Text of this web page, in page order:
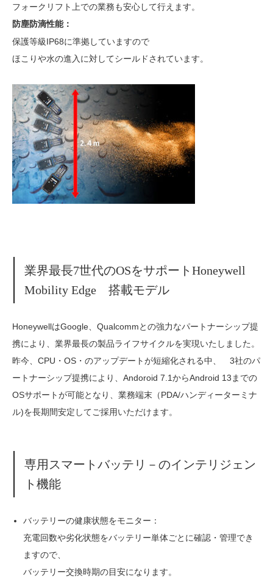
フォークリフト上での業務も安心して行えます。
防塵防滴性能：
保護等級IP68に準拠していますので
ほこりや水の進入に対してシールドされています。
業界最長7世代のOSをサポートHoneywell
Mobility Edge 搭載モデル
HoneywellはGoogle、Qualcommとの強力なパートナーシップ提
携により、業界最長の製品ライフサイクルを実現いたしました。
昨今、CPU・OS・のアップデートが短縮化される中、 3社のパ
ートナーシップ提携により、Andoroid 7.1からAndroid 13までの
OSサポートが可能となり、業務端末（PDA/ハンディーターミナ
ル)を長期間安定してご採用いただけます。
専用スマートバッテリ－のインテリジェン
ト機能
バッテリーの健康状態をモニター：
充電回数や劣化状態をバッテリー単体ごとに確認・管理でき
ますので、
バッテリー交換時期の目安になります。